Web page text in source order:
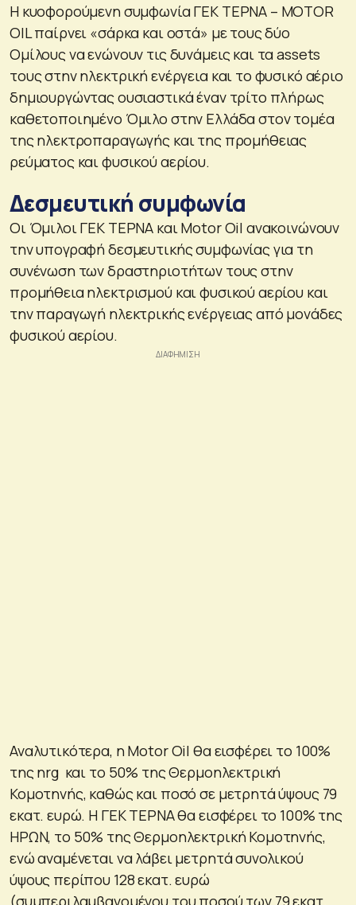
Η κυοφορούμενη συμφωνία ΓΕΚ ΤΕΡΝΑ – MOTOR
OIL παίρνει «σάρκα και οστά» με τους δύο
Ομίλους να ενώνουν τις δυνάμεις και τα assets
τους στην ηλεκτρική ενέργεια και το φυσικό αέριο
δημιουργώντας ουσιαστικά έναν τρίτο πλήρως
καθετοποιημένο Όμιλο στην Ελλάδα στον τομέα
της ηλεκτροπαραγωγής και της προμήθειας
ρεύματος και φυσικού αερίου.
Δεσμευτική συμφωνία
Οι Όμιλοι ΓΕΚ ΤΕΡΝΑ και Motor Oil ανακοινώνουν
την υπογραφή δεσμευτικής συμφωνίας για τη
συνένωση των δραστηριοτήτων τους στην
προμήθεια ηλεκτρισμού και φυσικού αερίου και
την παραγωγή ηλεκτρικής ενέργειας από μονάδες
φυσικού αερίου.
Αναλυτικότερα, η Motor Oil θα εισφέρει το 100%
της nrg και το 50% της Θερμοηλεκτρική
Κομοτηνής, καθώς και ποσό σε μετρητά ύψους 79
εκατ. ευρώ. Η ΓΕΚ ΤΕΡΝΑ θα εισφέρει το 100% της
ΗΡΩΝ, το 50% της Θερμοηλεκτρική Κομοτηνής,
ενώ αναμένεται να λάβει μετρητά συνολικού
ύψους περίπου 128 εκατ. ευρώ
(συμπεριλαμβανομένου του ποσού των 79 εκατ.